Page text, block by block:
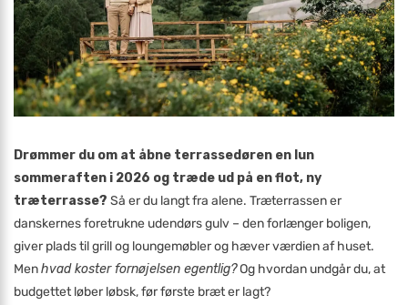
Drømmer du om at åbne terrassedøren en lun
sommeraften i 2026 og træde ud på en flot, ny
træterrasse? Så er du langt fra alene. Træterrassen er
danskernes foretrukne udendørs gulv – den forlænger boligen,
giver plads til grill og loungemøbler og hæver værdien af huset.
Menhvad koster fornøjelsen egentlig?Og hvordan undgår du, at
budgettet løber løbsk, før første bræt er lagt?